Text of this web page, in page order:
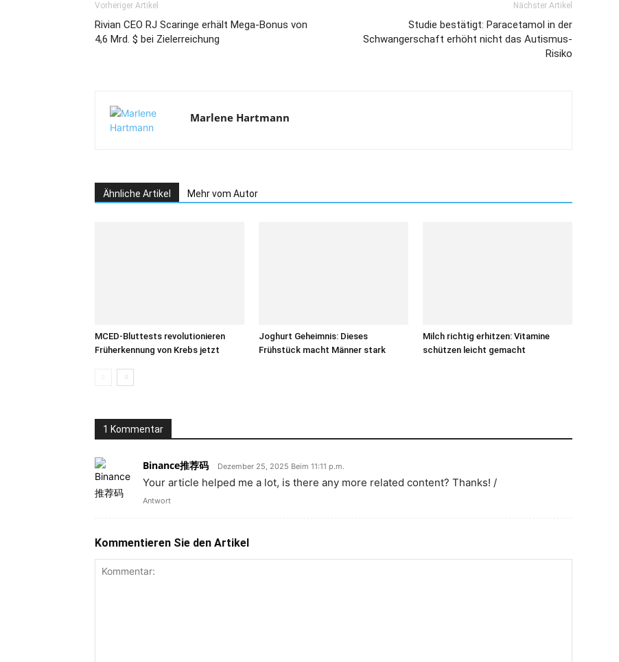
Vorheriger Artikel
Rivian CEO RJ Scaringe erhält Mega-Bonus von
4,6 Mrd. $ bei Zielerreichung
Nächster Artikel
Studie bestätigt: Paracetamol in der
Schwangerschaft erhöht nicht das Autismus-
Risiko
Marlene Hartmann
Ähnliche Artikel Mehr vom Autor
MCED-Bluttests revolutionieren
Früherkennung von Krebs jetzt
Joghurt Geheimnis: Dieses
Frühstück macht Männer stark
Milch richtig erhitzen: Vitamine
schützen leicht gemacht
1 Kommentar
Binance推荐码 Dezember 25, 2025 Beim 11:11 p.m.
Your article helped me a lot, is there any more related content? Thanks! /
Antwort
Kommentieren Sie den Artikel